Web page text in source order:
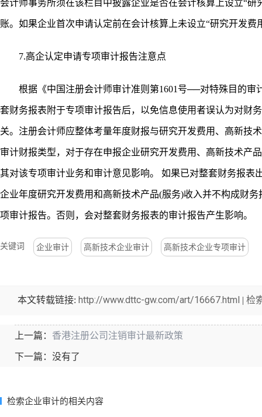
会计师事务所须在该栏目中披露企业是否在会计核算上设立“
账。如果企业首次申请认定前在会计核算上未设立“研究开发
7.高企认定申请专项审计报告注意点
根据《中国注册会计师审计准则第1601号──对特殊目的审
套财务报表附于专项审计报告后，以免信息使用者误认为对财
关。注册会计师应整体考量年度财报与研究开发费用、高新技
审计财报类型，对于存在申报企业研究开发费用、高新技术产
其对该专项审计业务和审计意见影响。 如果已对整套财务报表
企业年度研究开发费用和高新技术产品(服务)收入并不构成财
项审计报告。否则，会对整套财务报表的审计报告产生影响。
关键词 企业审计 高新技术企业审计 高新技术企业专项审计
本文转载链接: http://www.dttc-gw.com/art/16667.html | 检
上一篇： 香港注册公司注销审计最新政策
下一篇：没有了
检索企业审计的相关内容